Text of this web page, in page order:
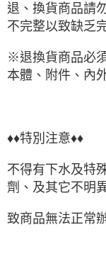
退、換貨商品請
不完整以致缺乏
※退換貨商品必
本體、附件、內
♦♦特別注意♦♦
不得有下水及特
劑、及其它不明
致商品無法正常